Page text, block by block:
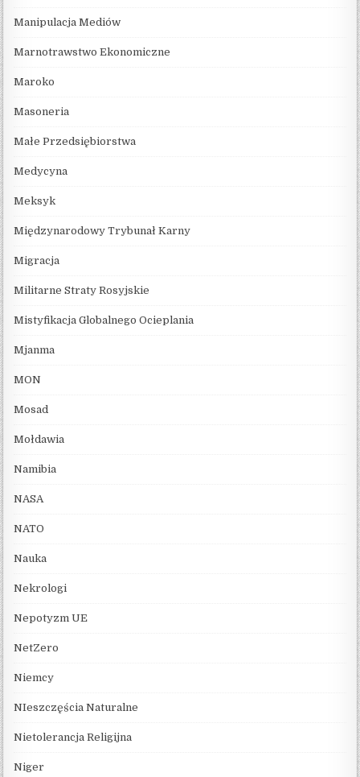
Manipulacja Mediów
Marnotrawstwo Ekonomiczne
Maroko
Masoneria
Małe Przedsiębiorstwa
Medycyna
Meksyk
Międzynarodowy Trybunał Karny
Migracja
Militarne Straty Rosyjskie
Mistyfikacja Globalnego Ocieplania
Mjanma
MON
Mosad
Mołdawia
Namibia
NASA
NATO
Nauka
Nekrologi
Nepotyzm UE
NetZero
Niemcy
NIeszczęścia Naturalne
Nietolerancja Religijna
Niger